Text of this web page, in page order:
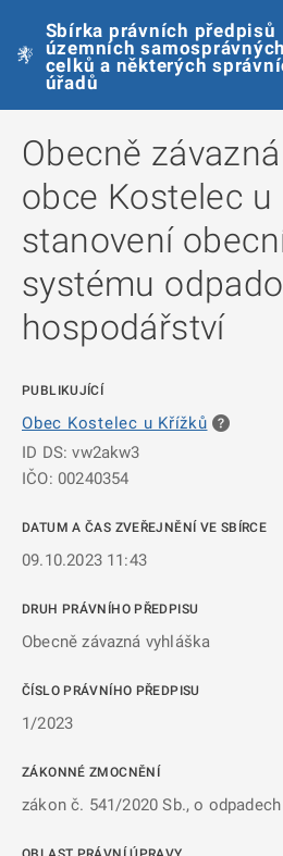
Sbírka právních předpisů
územních samosprávných
celků a některých
úřadů
Obecně
obce Kostelec u
stanovení
systému
hospodářství
PUBLIKUJÍCÍ
Obec Kostelec u Křížků
ID DS: vw2akw3
IČO: 00240354
DATUM A ČAS ZVEŘEJNĚNÍ VE SBÍRCE
09.10.2023 11:43
DRUH PRÁVNÍHO PŘEDPISU
Obecně závazná vyhláška
ČÍSLO PRÁVNÍHO PŘEDPISU
1/2023
ZÁKONNÉ ZMOCNĚNÍ
zákon č. 541/2020 Sb., o